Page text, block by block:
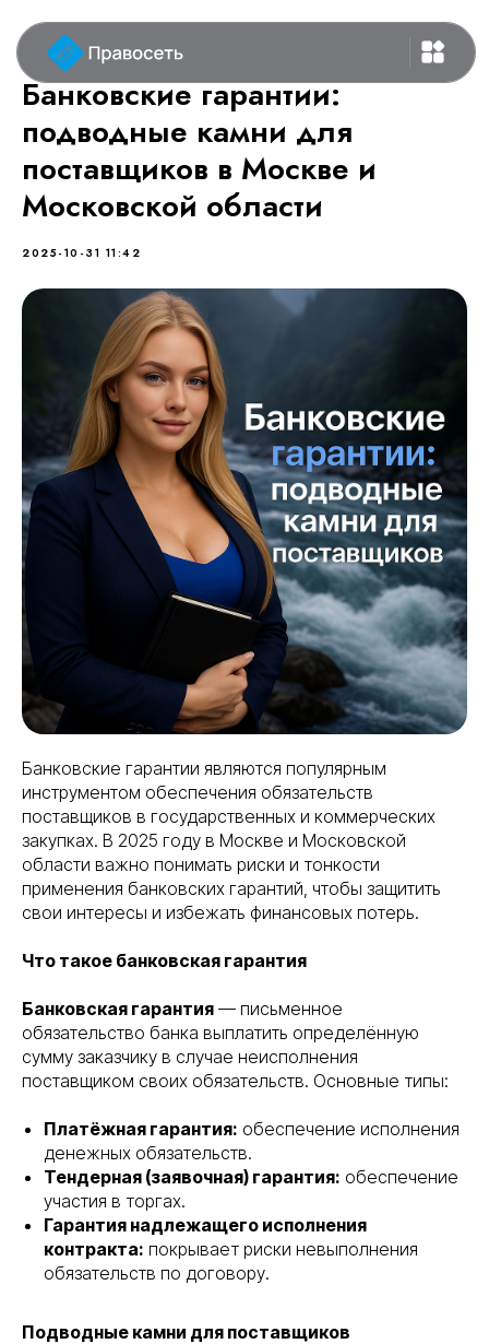
Банковские гарантии:
подводные камни для
поставщиков в Москве и
Московской области
2025-10-31 11:42
Банковские гарантии являются популярным
инструментом обеспечения обязательств
поставщиков в государственных и коммерческих
закупках. В 2025 году в Москве и Московской
области важно понимать риски и тонкости
применения банковских гарантий, чтобы защитить
свои интересы и избежать финансовых потерь.
Что такое банковская гарантия
Банковская гарантия — письменное
обязательство банка выплатить определённую
сумму заказчику в случае неисполнения
поставщиком своих обязательств. Основные типы:
Платёжная гарантия: обеспечение исполнения
денежных обязательств.
Тендерная (заявочная) гарантия: обеспечение
участия в торгах.
Гарантия надлежащего исполнения
контракта: покрывает риски невыполнения
обязательств по договору.
Подводные камни для поставщиков